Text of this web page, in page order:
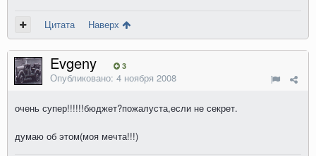
Цитата Наверх
Evgeny 3
Опубликовано: 4 ноября 2008
очень супер!!!!!!бюджет?пожалуста,если не секрет.
думаю об этом(моя мечта!!!)